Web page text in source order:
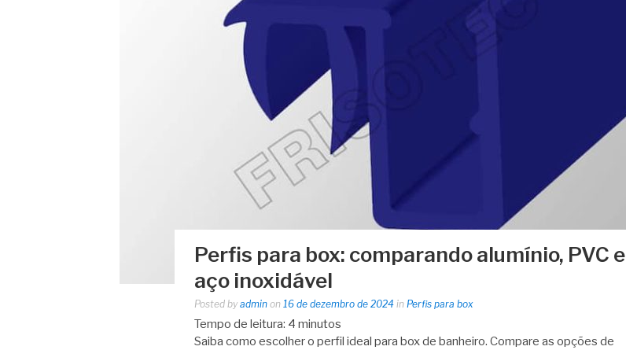
Perfis para box: comparando alumínio, PVC e
aço inoxidável
Posted by admin on 16 de dezembro de 2024 in Perfis para box
Tempo de leitura: 4 minutos
Saiba como escolher o perfil ideal para box de banheiro. Compare as opções de